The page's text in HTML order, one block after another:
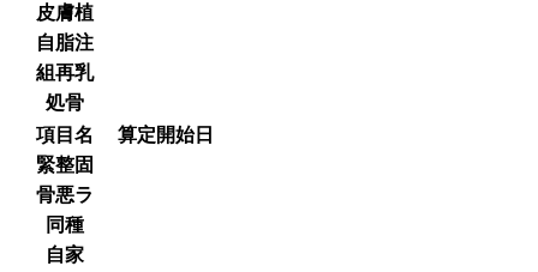
皮膚植
自脂注
組再乳
処骨
項目名
算定開始日
緊整固
骨悪ラ
同種
自家